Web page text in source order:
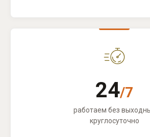
24/7
работаем без
круглосуточно